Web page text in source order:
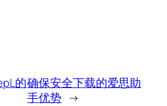
的确保安全下载的爱思助
手优势 →